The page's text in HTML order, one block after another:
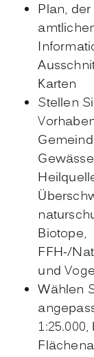
Plan,
Karten
Stellen
Biotope,
FFH-/
und
Wählen